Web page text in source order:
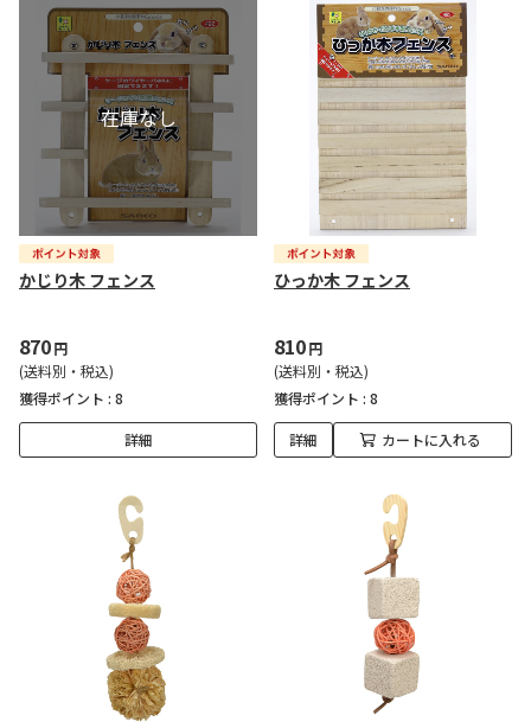
かじり木 フェンス
870円
(送料別・税込)
獲得ポイント : 8
詳細
ひっか木 フェンス
810円
(送料別・税込)
獲得ポイント : 8
詳細 カートに入れる